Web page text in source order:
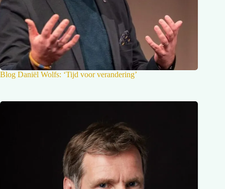
Blog Daniël Wolfs: ‘Tijd voor verandering’